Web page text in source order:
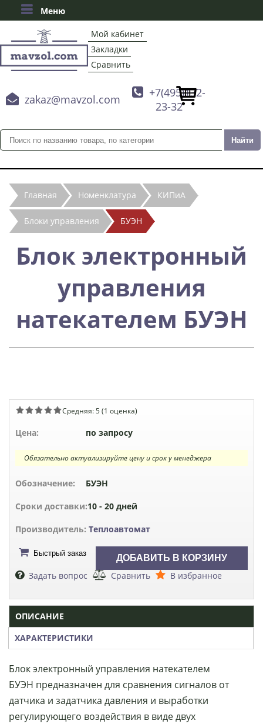
Меню
Мой кабинет
Закладки
Сравнить
 zakaz@mavzol.com
 +7(495)132-
23-32
Главная Номенклатура КИПиА
Блоки управления БУЭН
Блок электронный
управления
натекателем БУЭН
Средняя:5(1 оценка)
Цена: по запросу
Обязательно актуализируйте цену и срок у менеджера
Обозначение: БУЭН
Сроки доставки:10 - 20 дней
Производитель: Теплоавтомат
Быстрый заказ
Задать вопрос Сравнить В избранное
ОПИСАНИЕ
ХАРАКТЕРИСТИКИ
Блок электронный управления натекателем
БУЭН предназначен для сравнения сигналов от
датчика и задатчика давления и выработки
регулирующего воздействия в виде двух